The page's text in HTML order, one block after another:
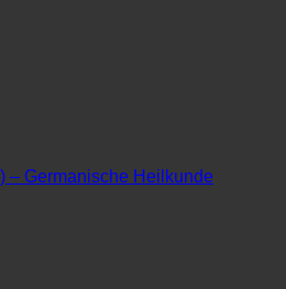
– Germanische Heilkunde